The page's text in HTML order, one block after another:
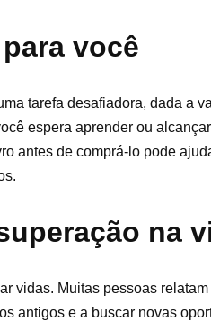
você
tarefa desafiadora, dada a
espera aprender ou
antes de comprá-lo pode
na
vidas. Muitas pessoas
antigos e a buscar novas